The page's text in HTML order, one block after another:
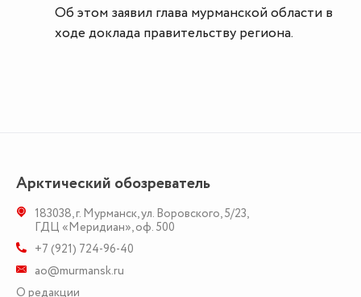
Об этом заявил глава мурманской области в
ходе доклада правительству региона.
Арктический обозреватель
183038,г. Мурманск,ул. Воровского, 5/23,
ГДЦ «Меридиан», оф. 500
+7 (921) 724-96-40
ao@murmansk.ru
О редакции